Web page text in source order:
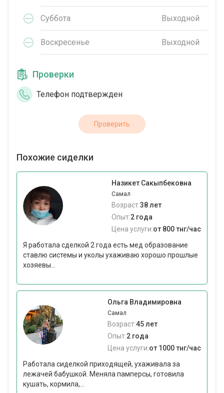
Суббота Выходной
Воскресенье Выходной
Проверки
Телефон подтвержден
Проверить
Похожие сиделки
Назикет Сакыпбековна
Самал
Возраст:38 лет
Опыт:2 года
Цена услуги:от 800 тнг/час
Я работала сделкой 2 года есть мед образование
ставлю системы и уколы ухаживаю хорошо прошлые
хозяевы...
Ольга Владимировна
Самал
Возраст:45 лет
Опыт:2 года
Цена услуги:от 1000 тнг/час
Работала сиделкой приходящей, ухаживала за
лежачей бабушкой. Меняла памперсы, готовила
кушать, кормила,...